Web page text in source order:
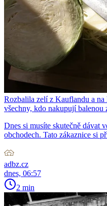
Rozbalila zelí z Kauflandu a
všechny, kdo nakupují balenou
Dnes si musíte skutečně dávat
obchodech. Tato zákaznice si
adbz.cz
dnes, 06:57
2 min